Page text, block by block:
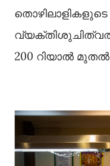
200 റിയാൽ മുതൽ